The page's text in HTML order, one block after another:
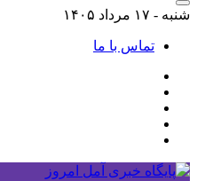
شنبه - ۱۷ مرداد ۱۴۰۵
تماس با ما